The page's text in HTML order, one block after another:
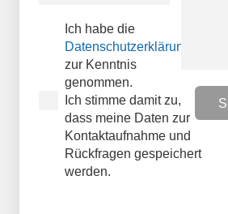
Ich habe die
Datenschutzerklärungen
zur Kenntnis
genommen.
Ich stimme damit zu,
dass meine Daten zur
Kontaktaufnahme und
Rückfragen gespeichert
werden.